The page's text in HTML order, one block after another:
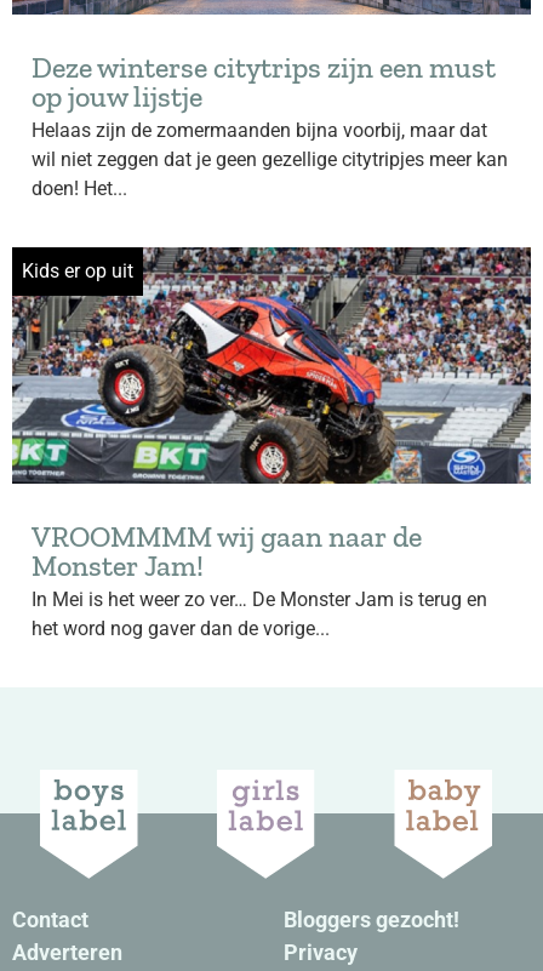
Deze winterse citytrips zijn een must
op jouw lijstje
Helaas zijn de zomermaanden bijna voorbij, maar dat
wil niet zeggen dat je geen gezellige citytripjes meer kan
doen! Het...
Kids er op uit
VROOMMMM wij gaan naar de
Monster Jam!
In Mei is het weer zo ver… De Monster Jam is terug en
het word nog gaver dan de vorige...
Contact
Adverteren
Bloggers gezocht!
Privacy